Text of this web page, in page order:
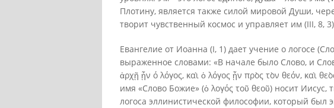
Плотину, является также силой мировой Души,
творит чувственный космос и управляет им (III, 8,
Евангелие от Иоанна (I, 1) дает учение о логосе
выраженное словами: «В начале было Слово, и
ἀρχῇ ᾖν ό λόγος, καὶ ὁ λόγος ᾖν πρὸς τὸν θεόν, καὶ
имя «Слово Божие» (ὁ λογός τοῦ θεοῦ) носит
логоса эллинистической философии, который